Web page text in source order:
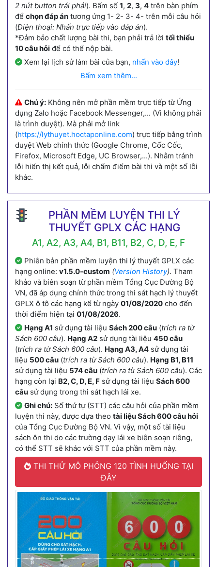
2 nút button trái phải). Bấm số 1, 2, 3, 4 trên bàn phím
để chọn đáp án tương ứng 1- 2- 3- 4- trên mỗi câu hỏi
(Điện thoại: Nhấn trực tiếp vào đáp án).
*Đảm bảo chất lượng bài thi, bạn phải trả lời tối thiểu
10 câu hỏi để có thể nộp bài.
Xem lại lịch sử làm bài của bạn, nhấn vào đây!
Bấm xem thêm...
Chú ý: Không nên mở phần mềm trực tiếp từ Ứng
dụng Zalo hoặc Facebook Messenger,... (Vì không phải
là trình duyệt). Mà phải mở link
(https://lythuyet.hoctaponline.com) trực tiếp bằng trình
duyệt Web chính thức (Google Chrome, Cốc Cốc,
Firefox, Microsoft Edge, UC Browser,...). Nhằm tránh
lỗi hiển thị kết quả, lỗi chấm điểm bài thi và một số lỗi
khác.
PHẦN MỀM LUYỆN THI LÝ
THUYẾT GPLX CÁC HẠNG
A1, A2, A3, A4, B1, B11, B2, C, D, E, F
Phiên bản phần mềm luyện thi lý thuyết GPLX các
hạng online: v1.5.0-custom (Version History). Tham
khảo và biên soạn từ phần mềm Tổng Cục Đường Bộ
VN, đã áp dụng chính thức trong thi sát hạch lý thuyết
GPLX ô tô các hạng kể từ ngày 01/08/2020 cho đến
thời điểm hiện tại 01/08/2026.
Hạng A1 sử dụng tài liệu Sách 200 câu (trích ra từ
Sách 600 câu). Hạng A2 sử dụng tài liệu 450 câu
(trích ra từ Sách 600 câu). Hạng A3, A4 sử dụng tài
liệu 500 câu (trích ra từ Sách 600 câu). Hạng B1, B11
sử dụng tài liệu 574 câu (trích ra từ Sách 600 câu). Các
hạng còn lại B2, C, D, E, F sử dụng tài liệu Sách 600
câu sử dụng trong thi sát hạch lái xe.
Ghi chú: Số thứ tự (STT) các câu hỏi của phần mềm
luyện thi này, được dựa theo tài liệu Sách 600 câu hỏi
của Tổng Cục Đường Bộ VN. Vì vậy, một số tài liệu
sách ôn thi do các trường dạy lái xe biên soạn riêng,
có thể STT sẽ khác với STT của phần mềm này.
THI THỬ MÔ PHỎNG 120 TÌNH HUỐNG TẠI
ĐÂY